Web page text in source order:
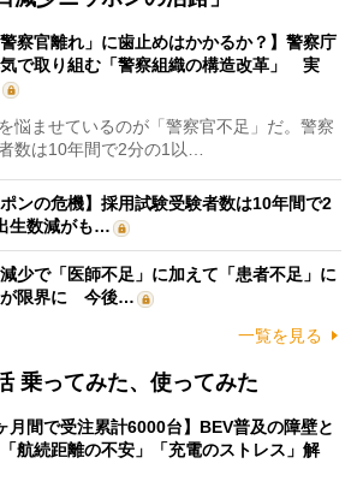
警察官離れ」に歯止めはかかるか？】警察庁
で取り組む「警察組織の構造改革」 実
悩ませているのが「警察官不足」だ。警察
数は10年間で2分の1以…
ポンの危機】採用試験受験者数は10年間で2
生数減がも…
減少で「医師不足」に加えて「患者不足」に
が限界に 今後…
一覧を見る
乗ってみた、使ってみた
月間で受注累計6000台】BEV普及の障壁と
航続距離の不安」「充電のストレス」解